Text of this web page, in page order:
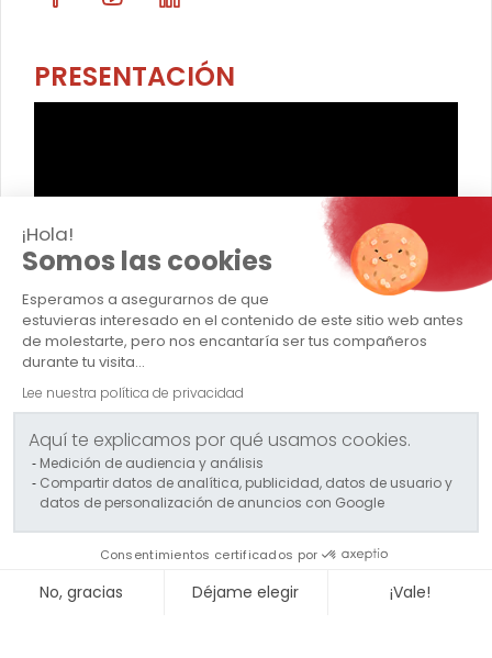
¡Hola!
Somos las cookies
Esperamos a asegurarnos de que
estuvieras interesado en el contenido de este sitio web antes
de molestarte, pero nos encantaría ser tus compañeros
durante tu visita...
Lee nuestra política de privacidad
Aquí te explicamos por qué usamos cookies.
Medición de audiencia y análisis
Compartir datos de analítica, publicidad, datos de usuario y
datos de personalización de anuncios con Google
Consentimientos certificados por
No, gracias Déjame elegir
¡Vale!
PRESENTACIÓN
TRANSPORTS CAPELLE
Empresa
Transporte excepcional
Transporte convencional
Servicios logísticos
Contacto
Politique QSE - Groupe Capelle